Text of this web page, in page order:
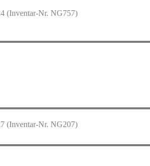
(Inventar-Nr. NG757)
(Inventar-Nr. NG207)